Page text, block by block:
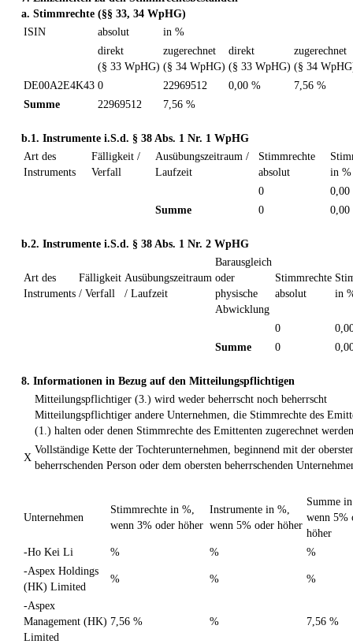
a. Stimmrechte (§§ 33, 34 WpHG)
ISIN
absolut
in %
direkt
(§ 33 WpHG)
zugerechnet
(§ 34 WpHG)
direkt
(§ 33 WpHG)
zugerechnet
(§ 34
DE00A2E4K43 0 22969512 0,00 %
7,56 %
Summe
22969512 7,56 %
b.1. Instrumente i.S.d. § 38 Abs. 1 Nr. 1 WpHG
Art des
Instruments
Fälligkeit /
Verfall
Ausübungszeitraum /
Laufzeit
Stimmrechte
absolut
in %
0
0,00
Summe
0 0,00
b.2. Instrumente i.S.d. § 38 Abs. 1 Nr. 2 WpHG
Art des
Instruments
Fälligkeit
/ Verfall
Ausübungszeitraum
/ Laufzeit
Barausgleich
oder
physische
Abwicklung
Stimmrechte
absolut
in
0
Summe
0
8. Informationen in Bezug auf den Mitteilungspflichtigen
Mitteilungspflichtiger (3.) wird weder beherrscht noch beherrscht
Mitteilungspflichtiger andere Unternehmen, die Stimmrechte des
(1.) halten oder denen Stimmrechte des Emittenten zugerechnet
X
Vollständige Kette der Tochterunternehmen, beginnend mit der
beherrschenden Person oder dem obersten beherrschenden
Unternehmen
Stimmrechte in %,
wenn 3% oder höher
Instrumente in %,
wenn 5% oder höher
Summe
wenn 5%
höher
-Ho Kei Li
% %
%
-Aspex Holdings
(HK) Limited
% % %
-Aspex
Management (HK)
Limited
7,56 % % 7,56 %